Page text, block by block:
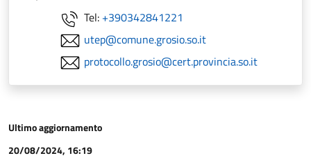
Tel: +390342841221
utep@comune.grosio.so.it
protocollo.grosio@cert.provincia.so.it
Ultimo aggiornamento
20/08/2024, 16:19